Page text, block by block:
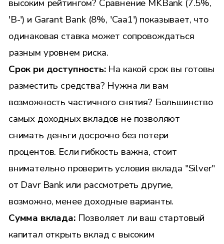
высоким рейтингом? Сравнение MKBank (7.5%,
'B-') и Garant Bank (8%, 'Caa1') показывает, что
одинаковая ставка может сопровождаться
разным уровнем риска.
Срок ри доступность:На какой срок вы готовы
разместить средства? Нужна ли вам
возможность частичного снятия? Большинство
самых доходных вкладов не позволяют
снимать деньги досрочно без потери
процентов. Если гибкость важна, стоит
внимательно проверить условия вклада "Silver"
от Davr Bank или рассмотреть другие,
возможно, менее доходные варианты.
Сумма вклада: Позволяет ли ваш стартовый
капитал открыть вклад с высоким